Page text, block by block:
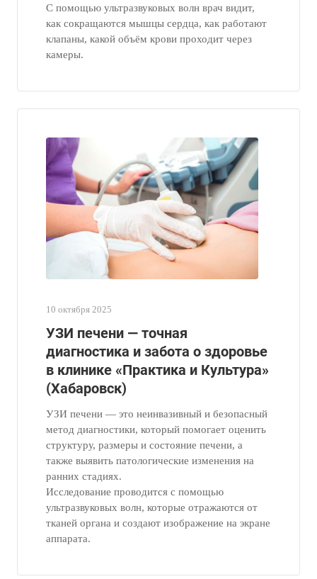
С помощью ультразвуковых волн врач видит,
как сокращаются мышцы сердца, как работают
клапаны, какой объём крови проходит через
камеры.
10 октября 2025
УЗИ печени — точная
диагностика и забота о здоровье
в клинике «Практика и Культура»
(Хабаровск)
УЗИ печени — это неинвазивный и безопасный
метод диагностики, который помогает оценить
структуру, размеры и состояние печени, а
также выявить патологические изменения на
ранних стадиях.
Исследование проводится с помощью
ультразвуковых волн, которые отражаются от
тканей органа и создают изображение на экране
аппарата.